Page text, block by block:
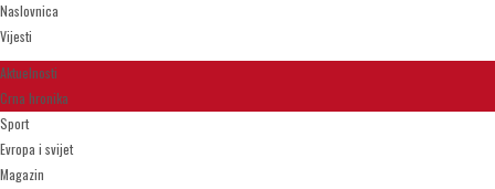
Naslovnica
Vijesti
Aktuelnosti
Crna hronika
Sport
Evropa i svijet
Magazin